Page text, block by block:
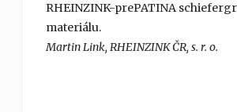
RHEINZINK-prePATINA
materiálu.
Martin Link, RHEINZINK ČR, s. r. o.